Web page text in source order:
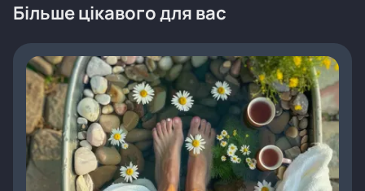
Більше цікавого для вас